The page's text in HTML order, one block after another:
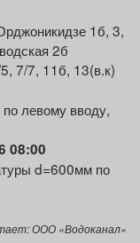
1б, 3,
2б
7/7, 11б, 13(в.к)
левому вводу,
08:00
d=600мм по
ООО «Водоканал»